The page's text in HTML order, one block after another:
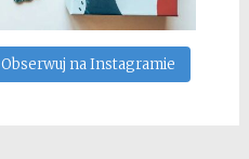
Obserwuj na Instagramie